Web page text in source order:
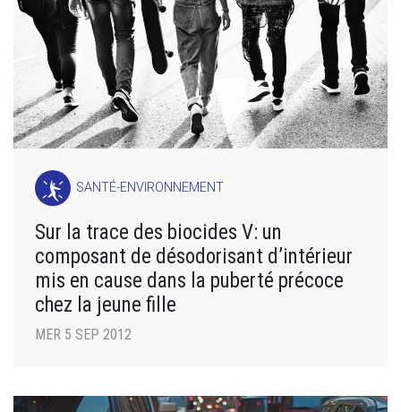
SANTÉ-ENVIRONNEMENT
Sur la trace des biocides V: un
composant de désodorisant d’intérieur
mis en cause dans la puberté précoce
chez la jeune fille
MER 5 SEP 2012